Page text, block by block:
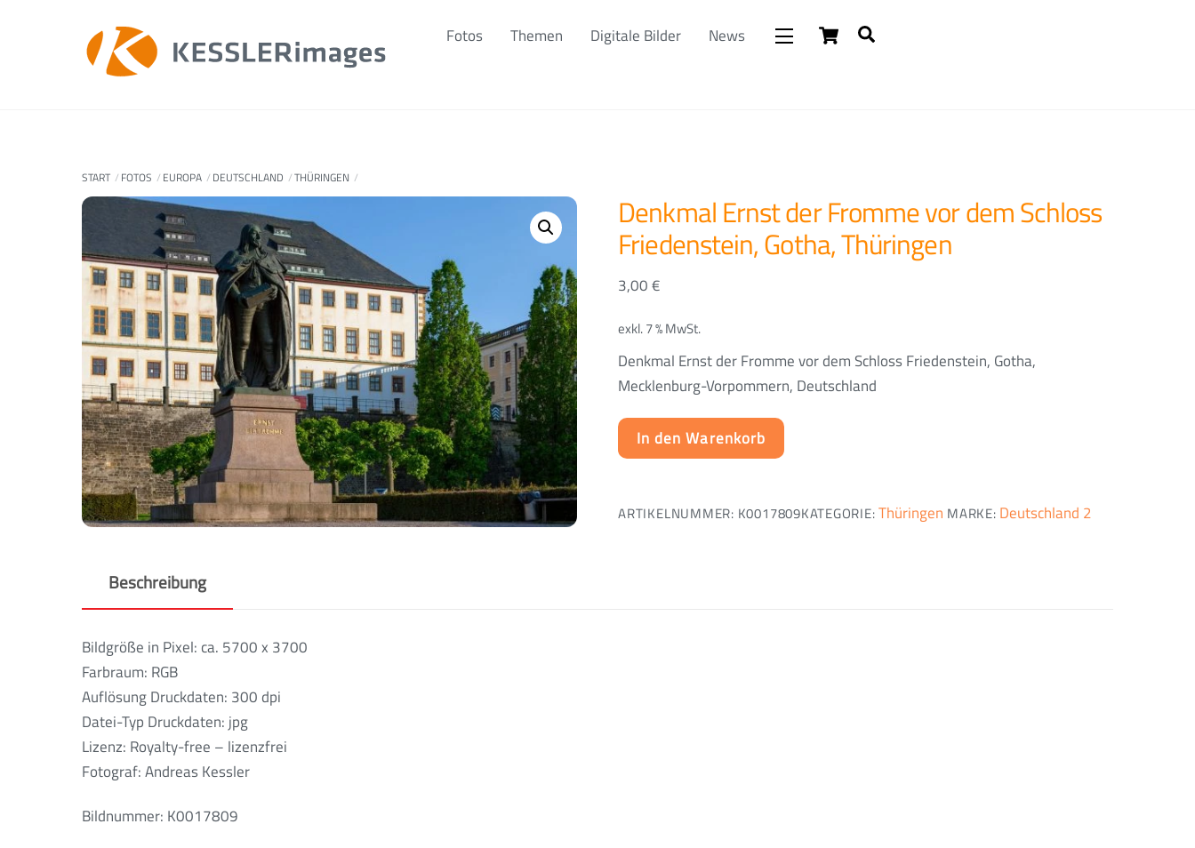
CartSuchen
Fotos Themen Digitale Bilder News Widgets
START FOTOS EUROPA DEUTSCHLAND THÜRINGEN
Denkmal Ernst der Fromme vor dem Schloss
Friedenstein, Gotha, Thüringen
3,00€
exkl. 7 % MwSt.
Denkmal Ernst der Fromme vor dem Schloss Friedenstein, Gotha,
Mecklenburg-Vorpommern, Deutschland
In den Warenkorb
ARTIKELNUMMER: K0017809KATEGORIE:Thüringen MARKE: Deutschland 2
Beschreibung
Bildgröße in Pixel: ca. 5700 x 3700
Farbraum: RGB
Auflösung Druckdaten: 300 dpi
Datei-Typ Druckdaten: jpg
Lizenz: Royalty-free – lizenzfrei
Fotograf: Andreas Kessler
Bildnummer: K0017809